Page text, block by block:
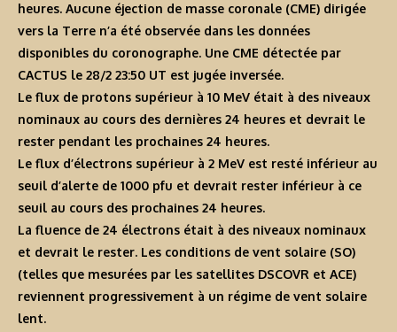
heures. Aucune éjection de masse coronale (CME) dirigée
vers la Terre n’a été observée dans les données
disponibles du coronographe. Une CME détectée par
CACTUS le 28/2 23:50 UT est jugée inversée.
Le flux de protons supérieur à 10 MeV était à des niveaux
nominaux au cours des dernières 24 heures et devrait le
rester pendant les prochaines 24 heures.
Le flux d’électrons supérieur à 2 MeV est resté inférieur au
seuil d’alerte de 1000 pfu et devrait rester inférieur à ce
seuil au cours des prochaines 24 heures.
La fluence de 24 électrons était à des niveaux nominaux
et devrait le rester. Les conditions de vent solaire (SO)
(telles que mesurées par les satellites DSCOVR et ACE)
reviennent progressivement à un régime de vent solaire
lent.